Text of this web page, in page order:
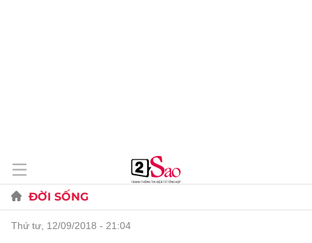
ĐỜI SỐNG
thứ tư, 12/09/2018 - 21:04